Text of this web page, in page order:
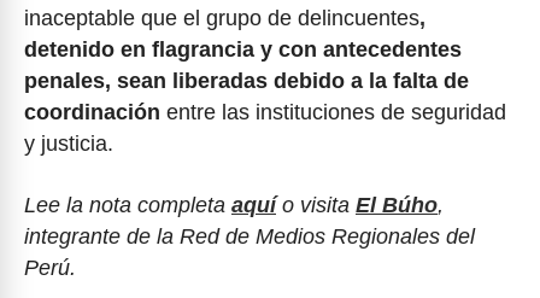
inaceptable que el grupo de delincuentes,
detenido en flagrancia y con antecedentes
penales, sean liberadas debido a la falta de
coordinación entre las instituciones de seguridad
y justicia.
Lee la nota completa aquío visita El Búho,
integrante de la Red de Medios Regionales del
Perú.